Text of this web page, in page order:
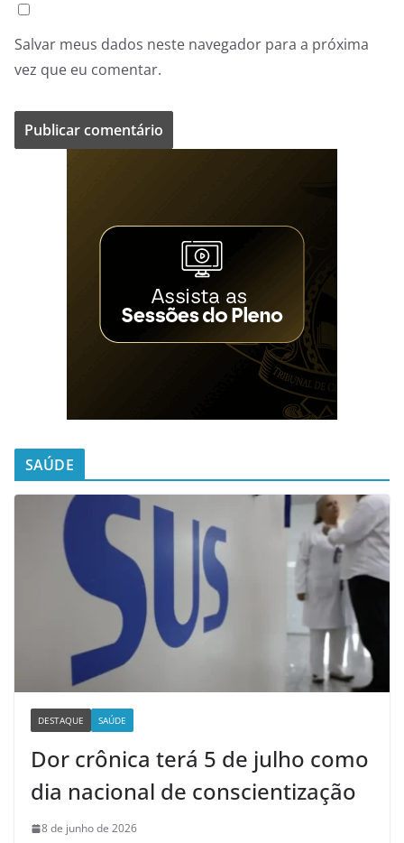
Salvar meus dados neste navegador para a próxima
vez que eu comentar.
SAÚDE
DESTAQUE SAÚDE
Dor crônica terá 5 de julho como
dia nacional de conscientização
8 de junho de 2026